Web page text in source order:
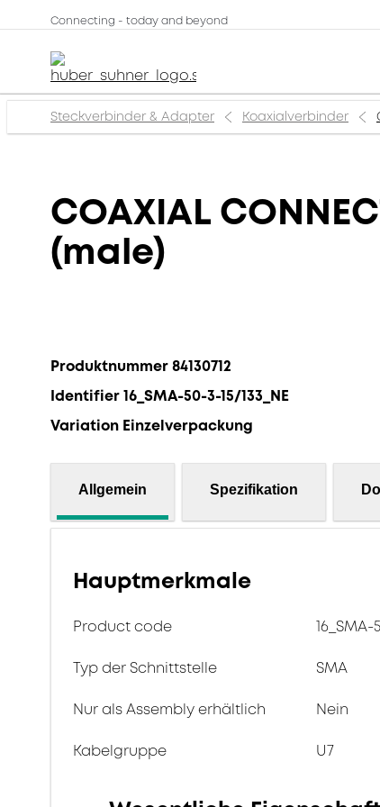
Connecting - today and beyond
Steckverbinder & Adapter Koaxialverbinder
COAXIAL
(male)
Produktnummer 84130712
Identifier 16_SMA-50-3-15/133_NE
Variation Einzelverpackung
Allgemein Spezifikation
Hauptmerkmale
Product code 16_SMA-
Typ der Schnittstelle SMA
Nur als Assembly erhältlich Nein
Kabelgruppe U7